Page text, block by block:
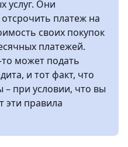
услуг. Они
платеж на
своих покупок
платежей.
может подать
и тот факт, что
– при условии, что вы
эти правила